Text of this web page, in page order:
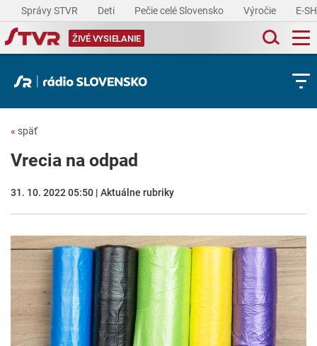
Správy STVR Deti Pečie celé Slovensko Výročie E-
ŽIVÉ VYSIELANIE
« späť
Vrecia na odpad
31. 10. 2022 05:50 | Aktuálne rubriky